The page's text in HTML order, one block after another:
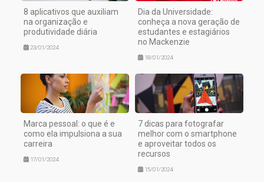
8 aplicativos que auxiliam
na organização e
produtividade diária
23/01/2024
Dia da Universidade:
conheça a nova geração de
estudantes e estagiários
no Mackenzie
18/01/2024
Marca pessoal: o que é e
como ela impulsiona a sua
carreira
17/01/2024
7 dicas para fotografar
melhor com o smartphone
e aproveitar todos os
recursos
15/01/2024